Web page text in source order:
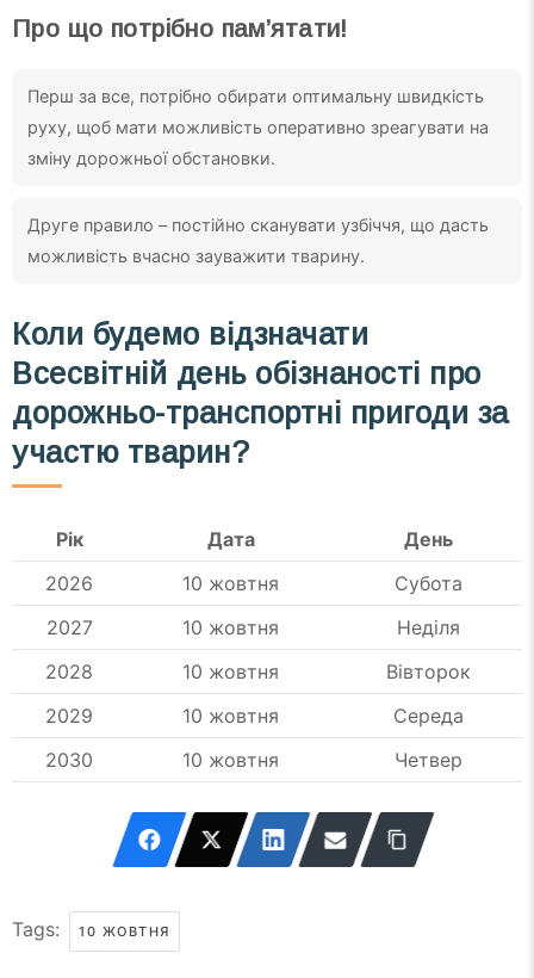
Про що потрібно пам’ятати!
Перш за все, потрібно обирати оптимальну швидкість
руху, щоб мати можливість оперативно зреагувати на
зміну дорожньої обстановки.
Друге правило – постійно сканувати узбіччя, що дасть
можливість вчасно зауважити тварину.
Коли будемо відзначати
Всесвітній день обізнаності про
дорожньо-транспортні пригоди за
участю тварин?
Рік Дата
День
2026
10 жовтня
Субота
2027
10 жовтня
Неділя
2028
10 жовтня
Вівторок
2029
10 жовтня
Середа
2030
10 жовтня Четвер
Tags: 10 ЖОВТНЯ